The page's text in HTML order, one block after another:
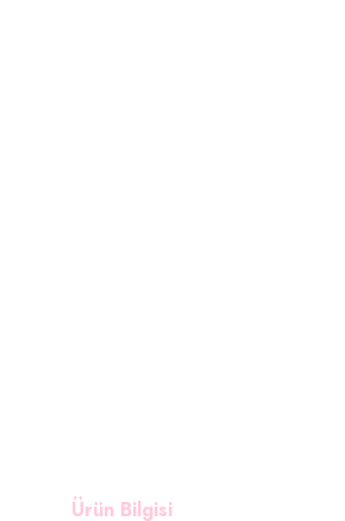
Ürün Bilgisi